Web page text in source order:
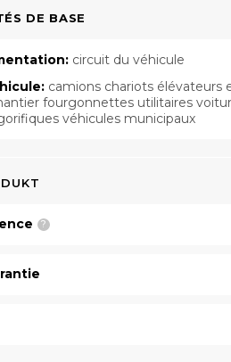
DE BASE
circuit du véhicule
camions chariots élévateurs
fourgonnettes utilitaires
véhicules municipaux
?